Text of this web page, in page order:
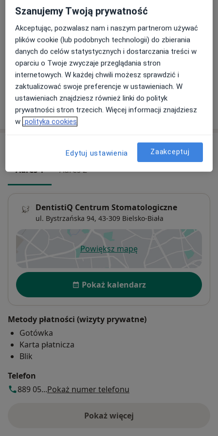
osobowości.
Dalej pozostaje już tylko przygotowanie zębów i
oddanie nowego, pięknego uśmiechu.
Od 460 zł Szczegóły Umów wizytę
Konsultacja stomatologiczna
200 zł Szczegóły
W jaki sposób ustalane są ceny?
Adres 1 Adres 2
DentistiQ Centrum Stomatologiczne
ul. Bystrzańska 94, 43-309 Bielsko-Biała
Powiększ mapęotwiera się w nowej karcie
Dostępność
Pokaż kalendarz
Metody płatności (wizyty prywatne)
Gotówka
Karta płatnicza
Blik
Telefon
889 05...Pokaż numer telefonu
Pokaż więcej
o adresie
Szanujemy Twoją prywatność
Akceptując, pozwalasz nam i naszym partnerom używać
plików cookie (lub podobnych technologii) do zbierania
danych do celów statystycznych i dostarczania treści w
oparciu o Twoje zwyczaje przeglądania stron
internetowych. W każdej chwili możesz sprawdzić i
zaktualizować swoje preferencje w ustawieniach. W
ustawieniach znajdziesz również linki do polityk
prywatności stron trzecich. Więcej informacji znajdziesz
w polityka cookies
Edytuj ustawienia Zaakceptuj